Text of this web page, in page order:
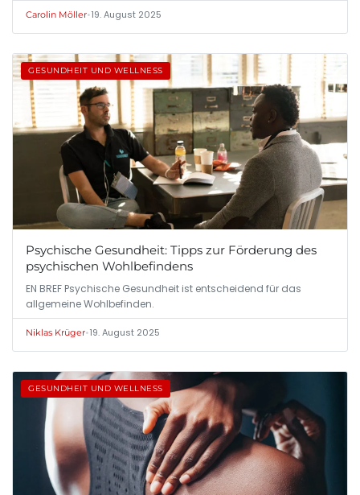
Carolin Möller•19. August 2025
GESUNDHEIT UND WELLNESS
Psychische Gesundheit: Tipps zur Förderung des
psychischen Wohlbefindens
EN BREF Psychische Gesundheit ist entscheidend für das
allgemeine Wohlbefinden.
Niklas Krüger•19. August 2025
GESUNDHEIT UND WELLNESS